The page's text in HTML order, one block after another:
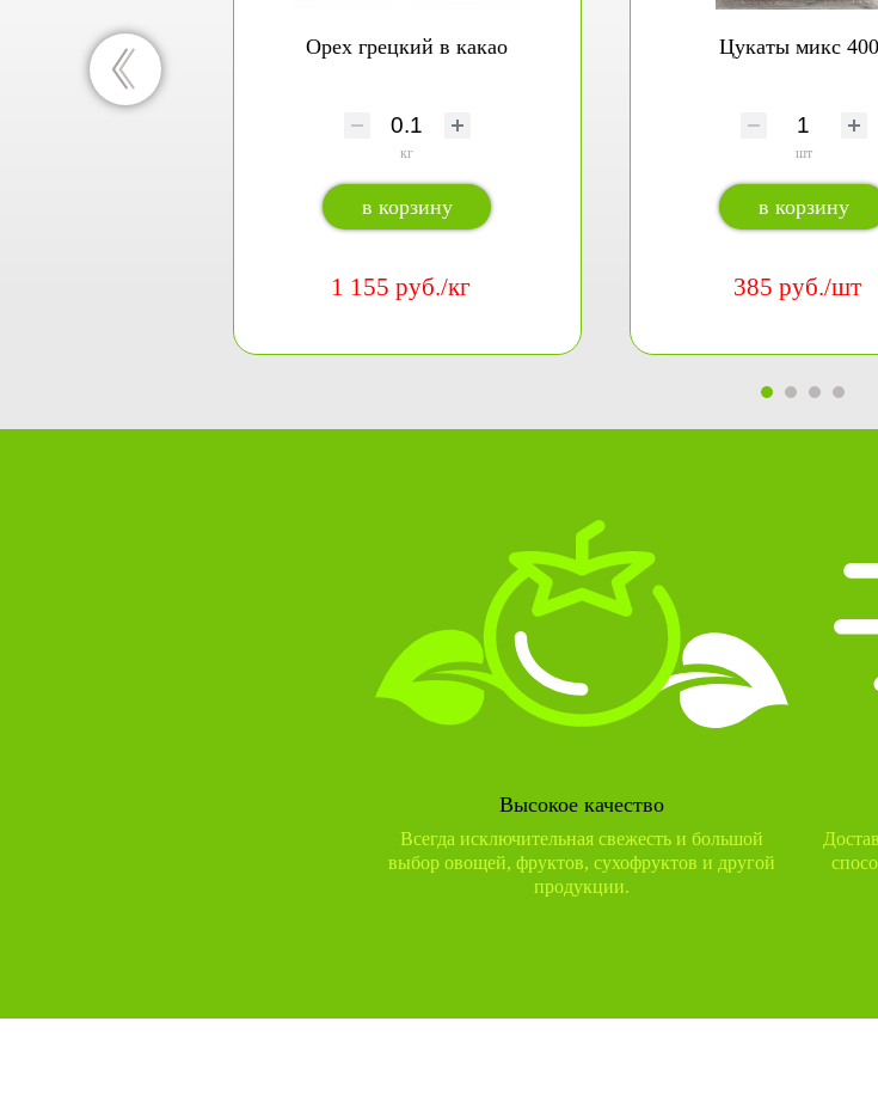
Орех грецкий в какао
кг
в корзину
1 155 руб./кг
Цукаты микс
шт
в корзину
385 руб./шт
Высокое качество
Всегда исключительная свежесть и большой
выбор овощей, фруктов, сухофруктов и другой
продукции.